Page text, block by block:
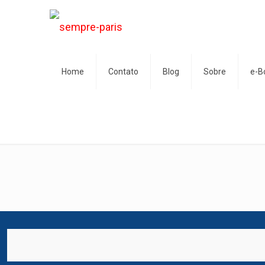
Home Contato Blog Sobre e-